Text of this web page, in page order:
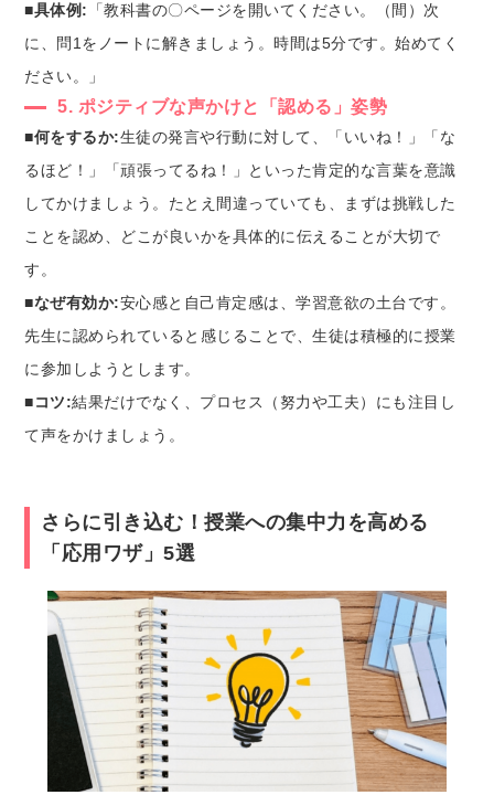
■具体例:
「教科書の〇ページを開いてください。（間）次
に、問1をノートに解きましょう。時間は5分です。始めてく
ださい。」
5. ポジティブな声かけと「認める」姿勢
■何をするか:生徒の発言や行動に対して、「いいね！」「な
るほど！」「頑張ってるね！」といった肯定的な言葉を意識
してかけましょう。たとえ間違っていても、まずは挑戦した
ことを認め、どこが良いかを具体的に伝えることが大切で
す。
■なぜ有効か:安心感と自己肯定感は、学習意欲の土台です。
先生に認められていると感じることで、生徒は積極的に授業
に参加しようとします。
■コツ:結果だけでなく、プロセス（努力や工夫）にも注目し
て声をかけましょう。
さらに引き込む！授業への集中力を高める
「応用ワザ」5選